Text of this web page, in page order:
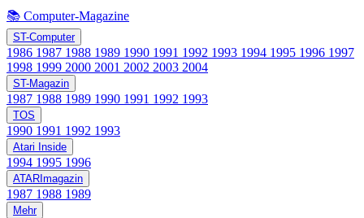
📚 Computer-Magazine
ST-Computer
1986 1987 1988 1989 1990 1991 1992 1993 1994 1995 1996 1997
1998 1999 2000 2001 2002 2003 2004
ST-Magazin
1987 1988 1989 1990 1991 1992 1993
TOS
1990 1991 1992 1993
Atari Inside
1994 1995 1996
ATARImagazin
1987 1988 1989
Mehr